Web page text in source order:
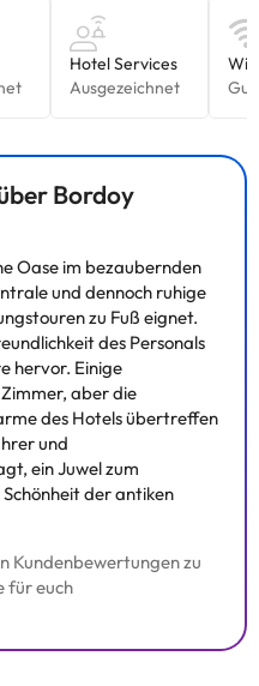
Bordoy
Oase im bezaubernden
und dennoch ruhige
zu Fuß eignet.
des Personals
hervor. Einige
aber die
des Hotels übertreffen
und
ein Juwel zum
der antiken
Kundenbewertungen zu
für euch